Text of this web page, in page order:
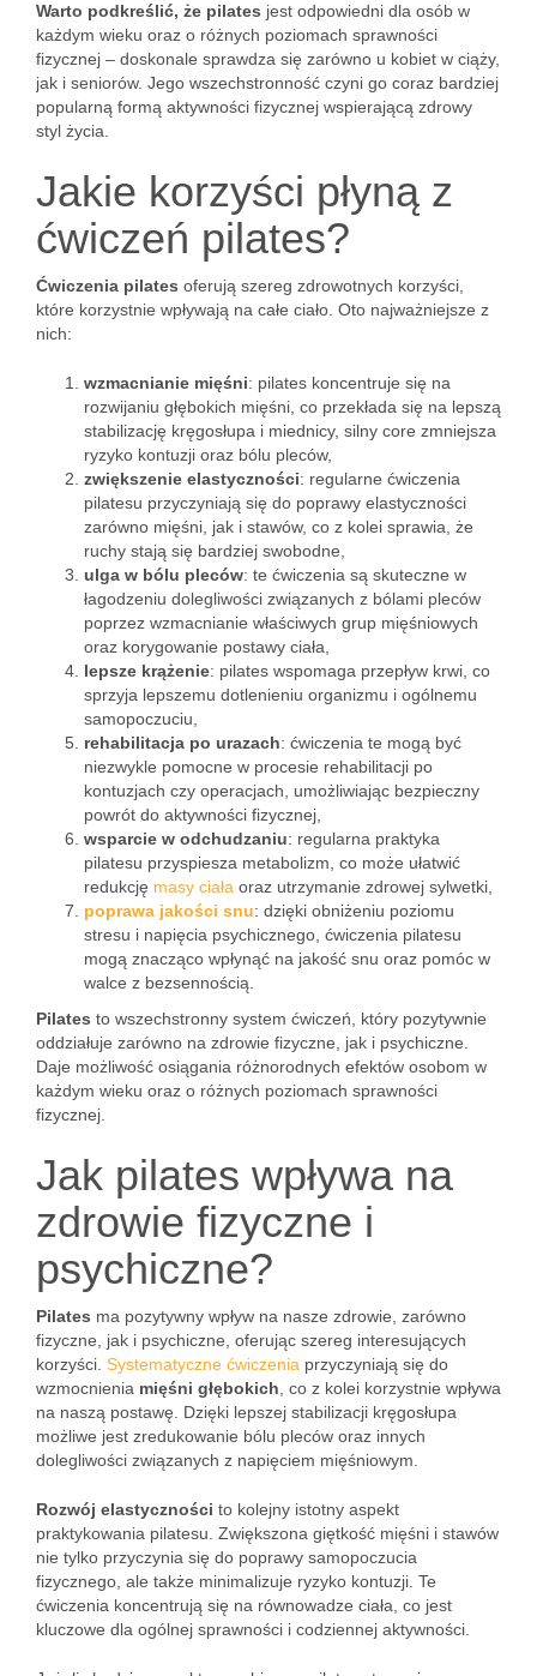
Warto podkreślić, że pilates jest odpowiedni dla osób w
każdym wieku oraz o różnych poziomach sprawności
fizycznej – doskonale sprawdza się zarówno u kobiet w ciąży,
jak i seniorów. Jego wszechstronność czyni go coraz bardziej
popularną formą aktywności fizycznej wspierającą zdrowy
styl życia.
Jakie korzyści płyną z
ćwiczeń pilates?
Ćwiczenia pilates oferują szereg zdrowotnych korzyści,
które korzystnie wpływają na całe ciało. Oto najważniejsze z
nich:
wzmacnianie mięśni: pilates koncentruje się na
rozwijaniu głębokich mięśni, co przekłada się na lepszą
stabilizację kręgosłupa i miednicy, silny core zmniejsza
ryzyko kontuzji oraz bólu pleców,
zwiększenie elastyczności: regularne ćwiczenia
pilatesu przyczyniają się do poprawy elastyczności
zarówno mięśni, jak i stawów, co z kolei sprawia, że
ruchy stają się bardziej swobodne,
ulga w bólu pleców: te ćwiczenia są skuteczne w
łagodzeniu dolegliwości związanych z bólami pleców
poprzez wzmacnianie właściwych grup mięśniowych
oraz korygowanie postawy ciała,
lepsze krążenie: pilates wspomaga przepływ krwi, co
sprzyja lepszemu dotlenieniu organizmu i ogólnemu
samopoczuciu,
rehabilitacja po urazach: ćwiczenia te mogą być
niezwykle pomocne w procesie rehabilitacji po
kontuzjach czy operacjach, umożliwiając bezpieczny
powrót do aktywności fizycznej,
wsparcie w odchudzaniu: regularna praktyka
pilatesu przyspiesza metabolizm, co może ułatwić
redukcję masy ciała oraz utrzymanie zdrowej sylwetki,
poprawa jakości snu: dzięki obniżeniu poziomu
stresu i napięcia psychicznego, ćwiczenia pilatesu
mogą znacząco wpłynąć na jakość snu oraz pomóc w
walce z bezsennością.
Pilates to wszechstronny system ćwiczeń, który pozytywnie
oddziałuje zarówno na zdrowie fizyczne, jak i psychiczne.
Daje możliwość osiągania różnorodnych efektów osobom w
każdym wieku oraz o różnych poziomach sprawności
fizycznej.
Jak pilates wpływa na
zdrowie fizyczne i
psychiczne?
Pilates ma pozytywny wpływ na nasze zdrowie, zarówno
fizyczne, jak i psychiczne, oferując szereg interesujących
korzyści. Systematyczne ćwiczenia przyczyniają się do
wzmocnienia mięśni głębokich , co z kolei korzystnie wpływa
na naszą postawę. Dzięki lepszej stabilizacji kręgosłupa
możliwe jest zredukowanie bólu pleców oraz innych
dolegliwości związanych z napięciem mięśniowym.
Rozwój elastyczności to kolejny istotny aspekt
praktykowania pilatesu. Zwiększona giętkość mięśni i stawów
nie tylko przyczynia się do poprawy samopoczucia
fizycznego, ale także minimalizuje ryzyko kontuzji. Te
ćwiczenia koncentrują się na równowadze ciała, co jest
kluczowe dla ogólnej sprawności i codziennej aktywności.